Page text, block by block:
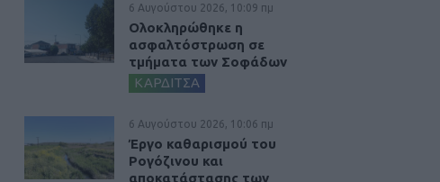
6 Αυγούστου 2026, 10:09 πμ
Ολοκληρώθηκε η
ασφαλτόστρωση σε
τμήματα των Σοφάδων
ΚΑΡΔΙΤΣΑ
6 Αυγούστου 2026, 10:06 πμ
Έργο καθαρισμού του
Ρογόζινου και
αποκατάστασης των